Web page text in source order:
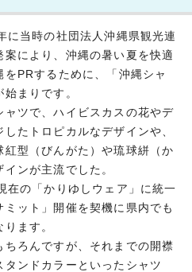
に当時の社団法人沖縄県観光連
により、沖縄の暑い夏を快適
PRするために、「沖縄シャ
まりです。
ャツで、ハイビスカスの花やデ
たトロピカルなデザインや、
型（びんがた）や琉球絣（か
ンが主流でした。
在の「かりゆしウェア」に統一
ット」開催を契機に県内でも
ます。
ろんですが、それまでの開襟
ンドカラーといったシャツ